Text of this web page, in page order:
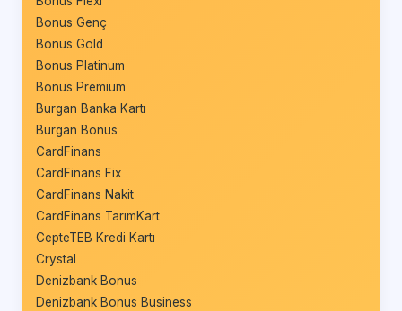
Bonus Genç
Bonus Gold
Bonus Platinum
Bonus Premium
Burgan Banka Kartı
Burgan Bonus
CardFinans
CardFinans Fix
CardFinans Nakit
CardFinans TarımKart
CepteTEB Kredi Kartı
Crystal
Denizbank Bonus
Denizbank Bonus Business